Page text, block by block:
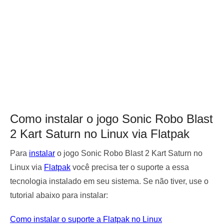
Como instalar o jogo Sonic Robo Blast
2 Kart Saturn no Linux via Flatpak
Para instalar o jogo Sonic Robo Blast 2 Kart Saturn no
Linux via Flatpak você precisa ter o suporte a essa
tecnologia instalado em seu sistema. Se não tiver, use o
tutorial abaixo para instalar:
Como instalar o suporte a Flatpak no Linux